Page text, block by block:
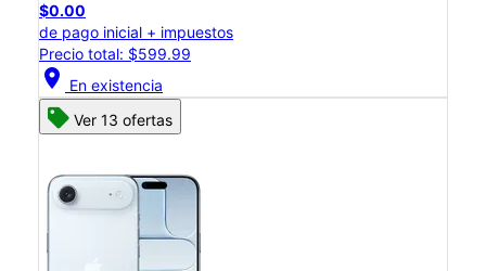
$0.00
de pago inicial + impuestos
Precio total: $599.99
location_on En existencia
Ver 13 ofertas